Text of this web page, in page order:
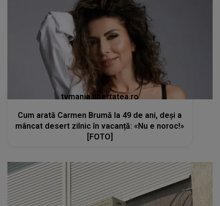
tvmania.libertatea.ro
Cum arată Carmen Brumă la 49 de ani, deși a
mâncat desert zilnic în vacanță: «Nu e noroc!»
[FOTO]